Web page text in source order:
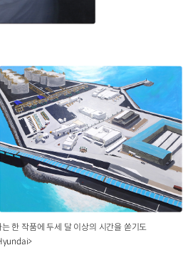
한 작품에 두세 달 이상의 시간을 쏟기도